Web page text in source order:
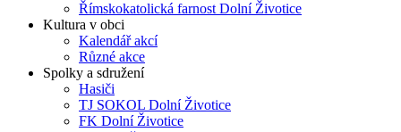
Římskokatolická farnost Dolní Životice
Kultura v obci
Kalendář akcí
Různé akce
Spolky a sdružení
Hasiči
TJ SOKOL Dolní Životice
FK Dolní Životice